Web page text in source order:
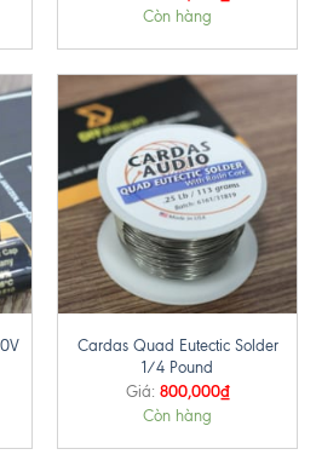
Còn hàng
Cardas Quad Eutectic Solder
1/4 Pound
Giá: 800,000₫
Còn hàng